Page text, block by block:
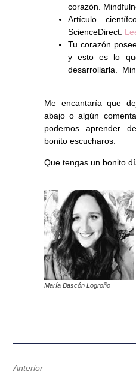
corazón.
Artículo
ScienceDirect.
Tu corazón
y esto es lo
desarrollarla.
Me encantaría que
abajo o algún
podemos aprender
bonito escucharos.
Que tengas un bonito
María Bascón Logroño
Anterior